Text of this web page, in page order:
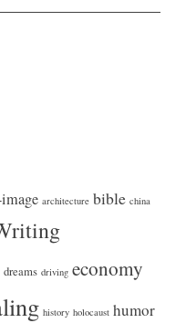
architecture bible china
dreams driving economy
history holocaust humor